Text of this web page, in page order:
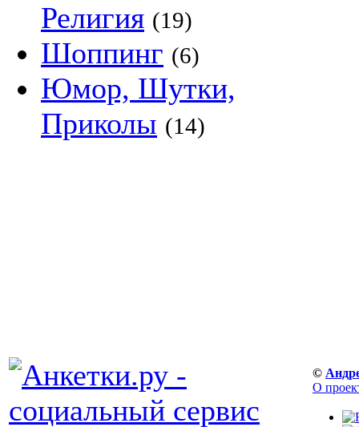
Религия (19)
Шоппинг (6)
Юмор, Шутки,
Приколы (14)
©
О